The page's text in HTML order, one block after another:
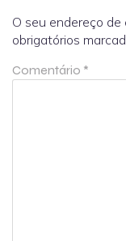
O seu endereço de
obrigatórios
Comentário *